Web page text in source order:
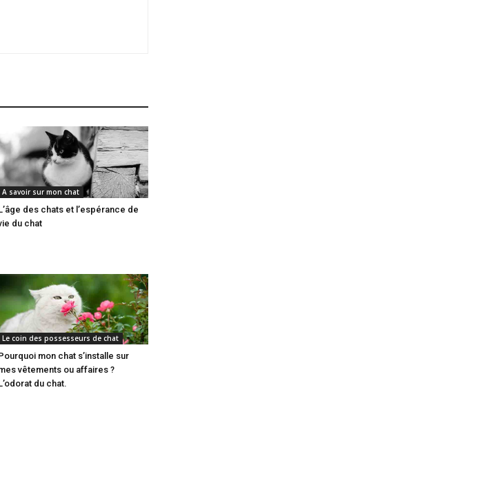
A savoir sur mon chat
des chats et l’espérance de
du chat
Le coin des possesseurs de chat
mon chat s’installe sur
vêtements ou affaires ?
du chat.